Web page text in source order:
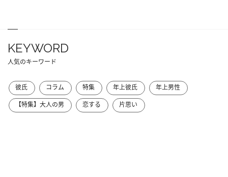
KEYWORD
人気のキーワード
彼氏 コラム 特集 年上彼氏
年上男性
【特集】大人の男
恋する 片思い